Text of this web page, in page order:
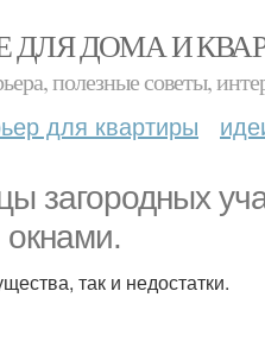
ДЛЯ ДОМА И
полезные советы,
для квартиры
загородных
так и недостатки.